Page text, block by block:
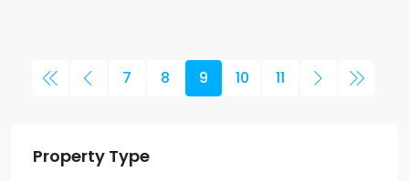
7 8 9 10 11
Property Type